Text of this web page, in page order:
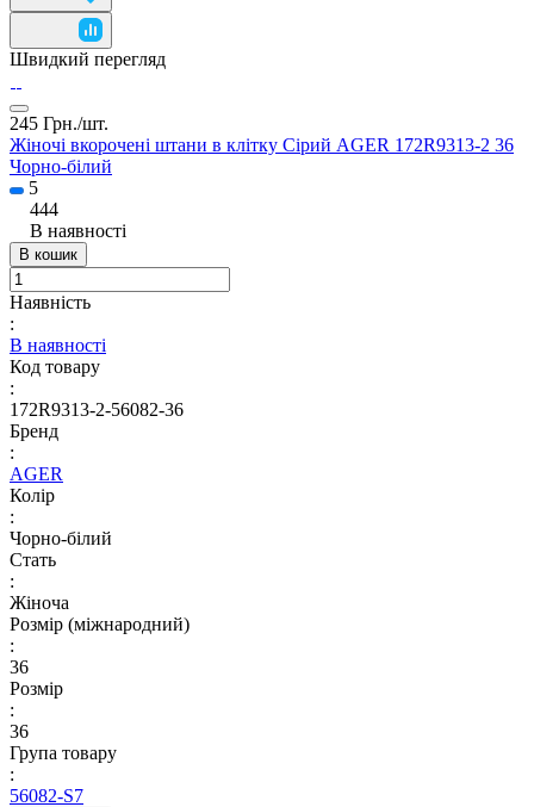
Швидкий перегляд
245 Грн./шт.
Жіночі вкорочені штани в клітку Сірий AGER 172R9313-2 36
Чорно-білий
5
444
В наявності
В кошик
Наявність
:
В наявності
Код товару
:
172R9313-2-56082-36
Бренд
:
AGER
Колір
:
Чорно-білий
Стать
:
Жіноча
Розмір (міжнародний)
:
36
Розмір
:
36
Група товару
:
56082-S7